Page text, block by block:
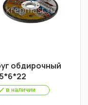
обдирочный
в наличии